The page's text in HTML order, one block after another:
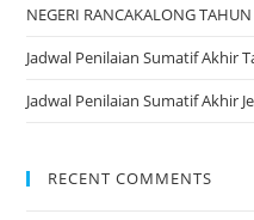
NEGERI RANCAKALONG
Jadwal Penilaian Sumatif Akhir
Jadwal Penilaian Sumatif Akhir
RECENT COMMENTS